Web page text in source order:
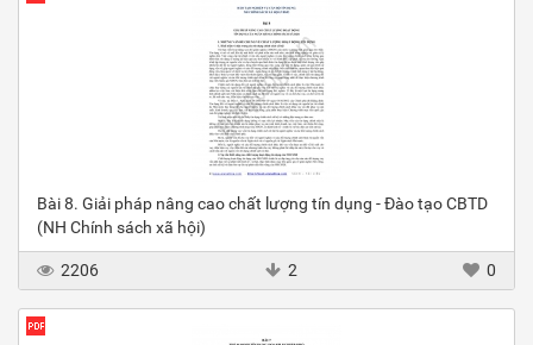
Bài 8. Giải pháp nâng cao chất lượng tín dụng - Đào tạo CBTD
(NH Chính sách xã hội)
2206 2 0